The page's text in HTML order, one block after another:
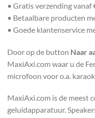
• Gratis verzending vanaf
• Betaalbare producten
• Goede klantenservice
Door op de button Naar
MaxiAxi.com waar u de
microfoon voor o.a.
MaxiAxi.com is de meest
geluidapparatuur.